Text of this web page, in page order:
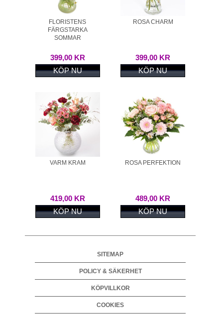
FLORISTENS
FÄRGSTARKA
SOMMAR
399,00 KR
KÖP NU
ROSA CHARM
399,00 KR
KÖP NU
VARM KRAM
419,00 KR
KÖP NU
ROSA PERFEKTION
489,00 KR
KÖP NU
SITEMAP
POLICY & SÄKERHET
KÖPVILLKOR
COOKIES